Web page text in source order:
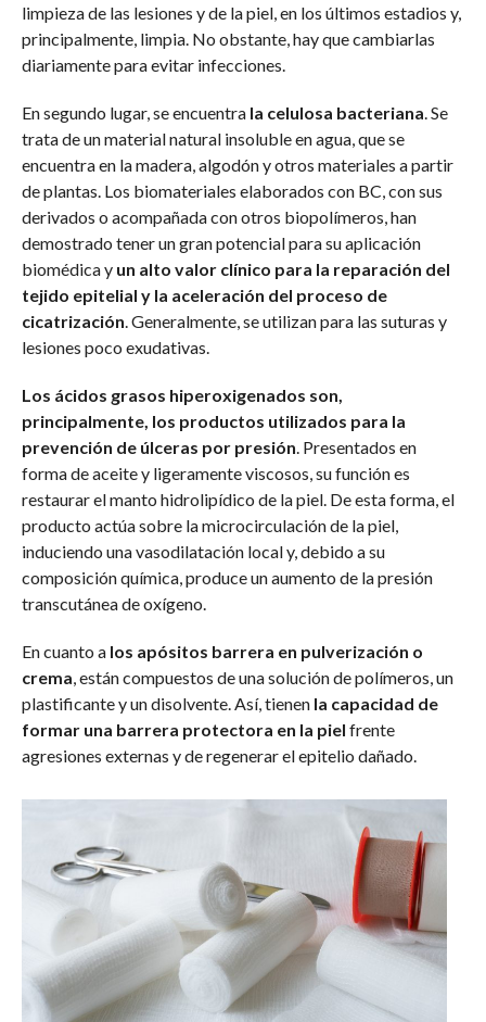
limpieza de las lesiones y de la piel, en los últimos estadios y,
principalmente, limpia. No obstante, hay que cambiarlas
diariamente para evitar infecciones.
En segundo lugar, se encuentra la celulosa bacteriana . Se
trata de un material natural insoluble en agua, que se
encuentra en la madera, algodón y otros materiales a partir
de plantas. Los biomateriales elaborados con BC, con sus
derivados o acompañada con otros biopolímeros, han
demostrado tener un gran potencial para su aplicación
biomédica y un alto valor clínico para la reparación del
tejido epitelial y la aceleración del proceso de
cicatrización . Generalmente, se utilizan para las suturas y
lesiones poco exudativas.
Los ácidos grasos hiperoxigenados son,
principalmente, los productos utilizados para la
prevención de úlceras por presión . Presentados en
forma de aceite y ligeramente viscosos, su función es
restaurar el manto hidrolipídico de la piel. De esta forma, el
producto actúa sobre la microcirculación de la piel,
induciendo una vasodilatación local y, debido a su
composición química, produce un aumento de la presión
transcutánea de oxígeno.
En cuanto a los apósitos barrera en pulverización o
crema , están compuestos de una solución de polímeros, un
plastificante y un disolvente. Así, tienen la capacidad de
formar una barrera protectora en la piel frente
agresiones externas y de regenerar el epitelio dañado.